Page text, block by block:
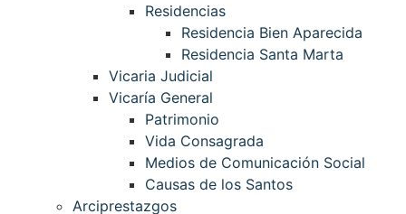
Residencias
Residencia Bien Aparecida
Residencia Santa Marta
Vicaria Judicial
Vicaría General
Patrimonio
Vida Consagrada
Medios de Comunicación Social
Causas de los Santos
Arciprestazgos